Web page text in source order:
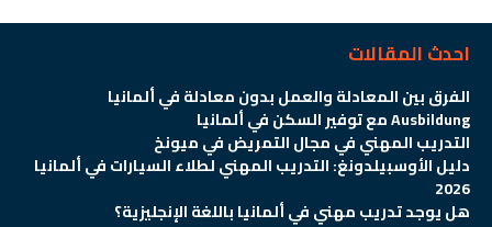
احدث المقالات
الفرق بين المعادلة والعمل بدون معادلة في ألمانيا
Ausbildung مع توفير السكن في ألمانيا
التدريب المهني في مجال التمريض في ميونخ
دليل الأوسبيلدونغ: التدريب المهني لطلاء السيارات في ألمانيا
2026
هل يوجد تدريب مهني في ألمانيا باللغة الإنجليزية؟